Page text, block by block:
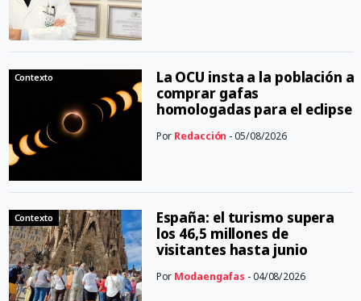
Contexto
La OCU insta a la población a
comprar gafas
homologadas para el eclipse
Por Redacción - 05/08/2026
Contexto
España: el turismo supera
los 46,5 millones de
visitantes hasta junio
Por Modaengafas - 04/08/2026